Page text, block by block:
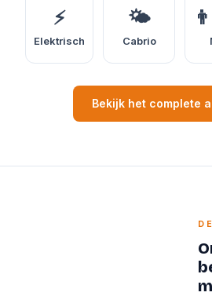
⚡
Elektrisch
🌤️
Cabrio
Bekijk het complete